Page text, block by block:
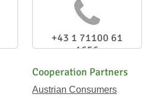
+43 1 71100 61
1656
Cooperation Partners
Austrian Consumers